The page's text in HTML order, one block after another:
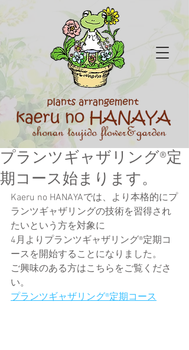
プランツギャザリング®定
期コース始まります。
Kaeru no HANAYAでは、より本格的にプ
ランツギャザリングの技術を習得され
たいという方を対象に
4月よりプランツギャザリング®定期コ
ースを開始することになりました。
ご興味のある方はこちらをご覧くださ
い。
プランツギャザリング®定期コース